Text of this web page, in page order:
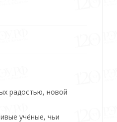
радостью, новой
учёные, чьи